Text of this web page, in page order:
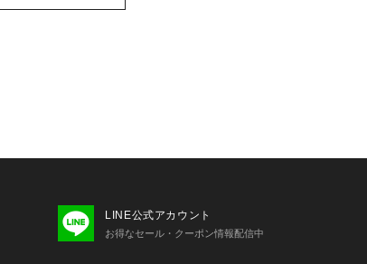
LINE公式アカウント
お得なセール・クーポン情報配信中